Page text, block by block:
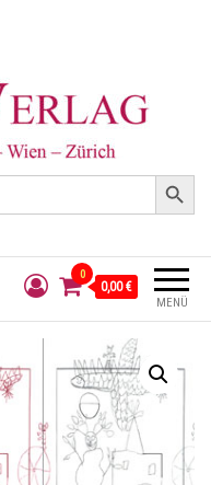
Search Button
MENÜ
0
0,00 €